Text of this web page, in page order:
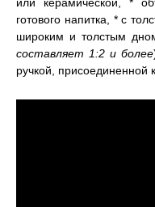
готового напитка, * с
широким и толстым
составляет 1:2 и более
ручкой, присоединенной